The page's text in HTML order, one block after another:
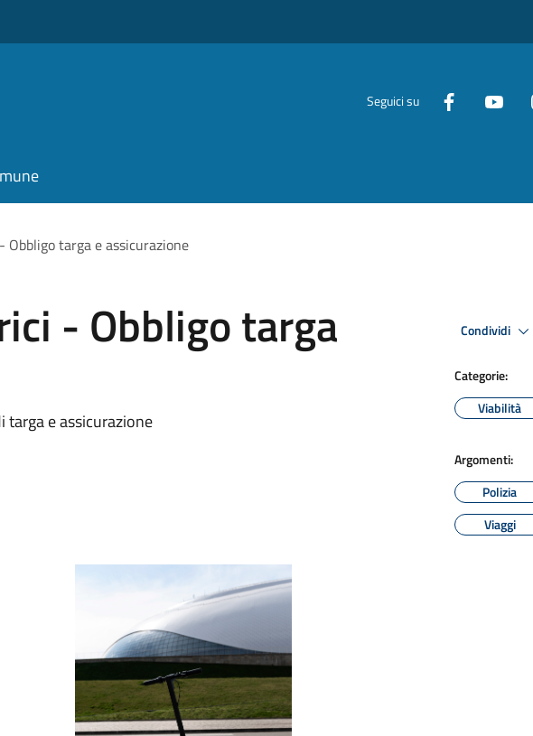
Seguici su
targa e assicurazione
- Obbligo targa
e assicurazione
Condividi
Categorie:
Viabilità
Argomenti:
Polizia
Viaggi